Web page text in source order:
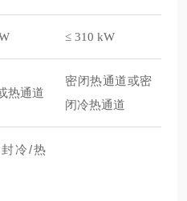
≤ 310 kW
热通道
密闭热通道或密
闭冷热通道
冷/热